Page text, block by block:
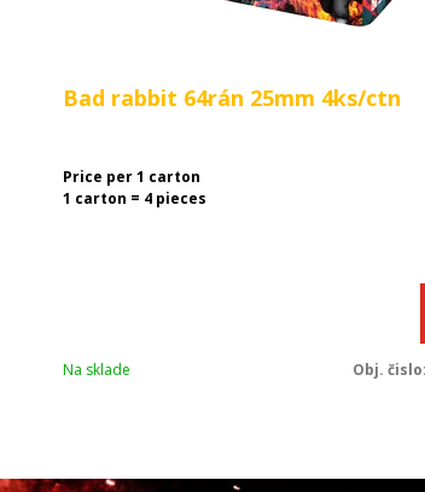
Bad rabbit 64rán 25mm 4ks/ctn
Price per 1 carton
1 carton = 4 pieces
Na sklade Obj. čislo: